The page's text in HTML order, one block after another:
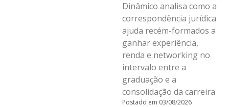
Dinâmico analisa como a
correspondência jurídica
ajuda recém-formados a
ganhar experiência,
renda e networking no
intervalo entre a
graduação e a
consolidação da carreira
Postado em 03/08/2026